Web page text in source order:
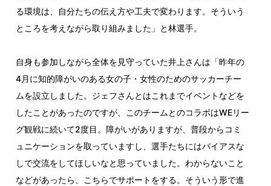
る環境は、自分たちの伝え方や工夫で変わります。そういう
ところを考えながら取り組みました」と林選手。
自身も参加しながら全体を見守っていた井上さんは「昨年の
4月に知的障がいのある女の子・女性のためのサッカーチー
ムを設立しました。ジェフさんとはこれまでイベントなどを
したことがあったのですが、このチームとのコラボはWEリー
グ観戦に続いて2度目。障がいがありますが、普段からコミ
ュニケーションを取っていますし、選手たちにはバイアスな
しで交流をしてほしいなと思っていました。わからないこと
などがあったら、こちらでサポートをする。そういう形で進